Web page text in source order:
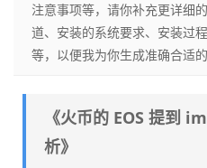
注意事项等，请你补充更详细
道、安装的系统要求、安装过
等，以便我为你生成准确合适的
《火币的 EOS 提到
析》